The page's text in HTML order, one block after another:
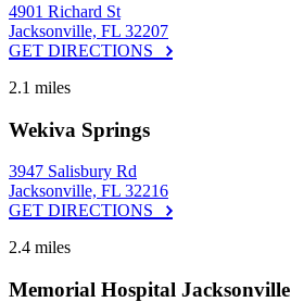
4901 Richard St
Jacksonville, FL 32207
GET DIRECTIONS
2.1 miles
Wekiva Springs
3947 Salisbury Rd
Jacksonville, FL 32216
GET DIRECTIONS
2.4 miles
Memorial Hospital Jacksonville